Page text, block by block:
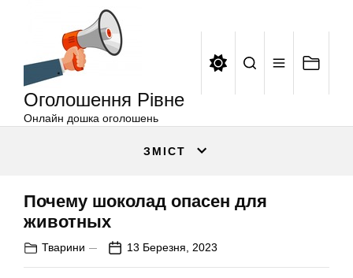
Оголошення Рівне
Онлайн дошка оголошень
ЗМІСТ
Почему шоколад опасен для
животных
Тварини 13 Березня, 2023